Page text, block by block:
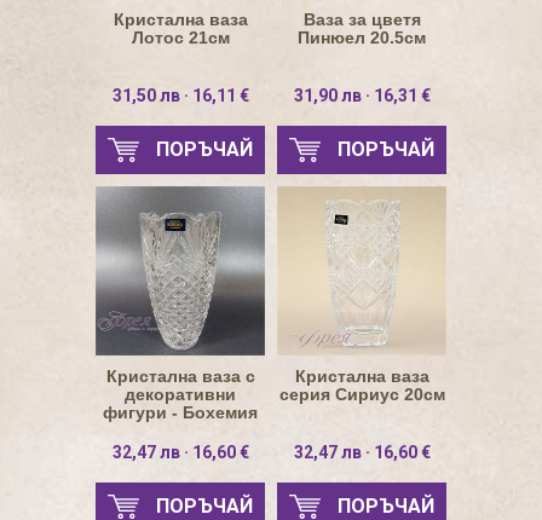
Кристална ваза
Лотос 21см
31,50 лв · 16,11 €
ПОРЪЧАЙ
Ваза за цветя
Пинюел 20.5см
31,90 лв · 16,31 €
ПОРЪЧАЙ
Кристална ваза с
декоративни
фигури - Бохемия
32,47 лв · 16,60 €
ПОРЪЧАЙ
Кристална ваза
серия Сириус 20см
32,47 лв · 16,60 €
ПОРЪЧАЙ